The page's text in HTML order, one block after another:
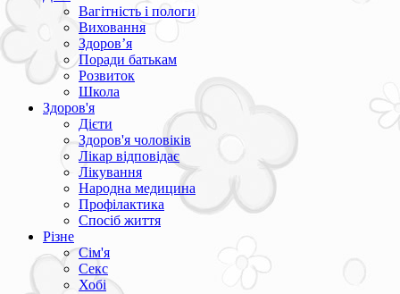
Вагітність і пологи
Виховання
Здоров’я
Поради батькам
Розвиток
Школа
Здоров'я
Дієти
Здоров'я чоловіків
Лікар відповідає
Лікування
Народна медицина
Профілактика
Спосіб життя
Різне
Сім'я
Секс
Хобі